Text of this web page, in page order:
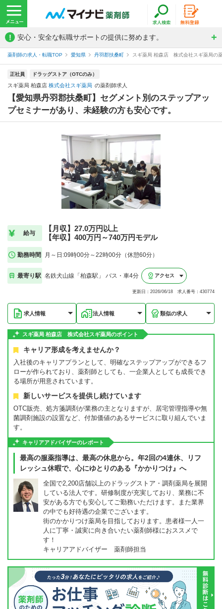
! 安心・安全な転職サポートの提供に努めます。
薬剤師の求人・転職TOP 愛知県 丹羽郡扶桑町 スギ薬局 柏森店 株式会社スギ薬局の
正社員 ドラッグストア（OTCのみ）
スギ薬局 柏森店 株式会社スギ薬局 の薬剤師求人
【愛知県丹羽郡扶桑町】セグメント別のステップアッ
プセミナーがあり、未経験の方も安心です。
給与
【月収】27.0万円以上
【年収】400万円～740万円モデル
勤務時間 月～日:09時00分～22時00分（休憩60分）
最寄り駅 名鉄犬山線「柏森駅」 バス・車4分 アクセス
更新日：2026/06/18 求人番号：430774
求人情報 法人情報 類似の求人
スギ薬局 柏森店 株式会社スギ薬局のポイント
キャリア形成を考えませんか？
入社後のキャリアプランとして、明確なステップアップができるフ
ローが作られており、薬剤師としても、一企業人としても成長でき
る場所が用意されています。
新しいサービスを提供し続けています
OTC販売、処方箋調剤が業務の主となりますが、居宅管理指導や無
菌調剤施設の設置など、付加価値のあるサービスに取り組んでいま
す。
キャリアアドバイザーのレポート
最高の服薬指導は、最高の休息から。年2回の4連休、リフ
レッシュ休暇で、心にゆとりのある『かかりつけ』へ
全国で2,200店舗以上のドラッグストア・調剤薬局を展開
している法人です。研修制度が充実しており、業務に不
安がある方でも安心してご勤務いただけます。また業界
の中でも好待遇の企業でございます。
街のかかりつけ薬局を目指しております。患者様一人一
人に丁寧・誠実に向き合いたい薬剤師様におススメで
す！
キャリアアドバイザー 薬剤師担当